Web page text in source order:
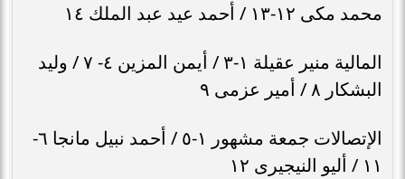
محمد مكى ١٢-١٣ / أحمد عيد عبد الملك ١٤
المالية منير عقيلة ١-٣ / أيمن المزين ٤- ٧ / وليد
البشكار ٨ / أمير عزمى ٩
الإتصالات جمعة مشهور ١-٥ / أحمد نبيل مانجا ٦-
١١ / أليو النيجيرى ١٢